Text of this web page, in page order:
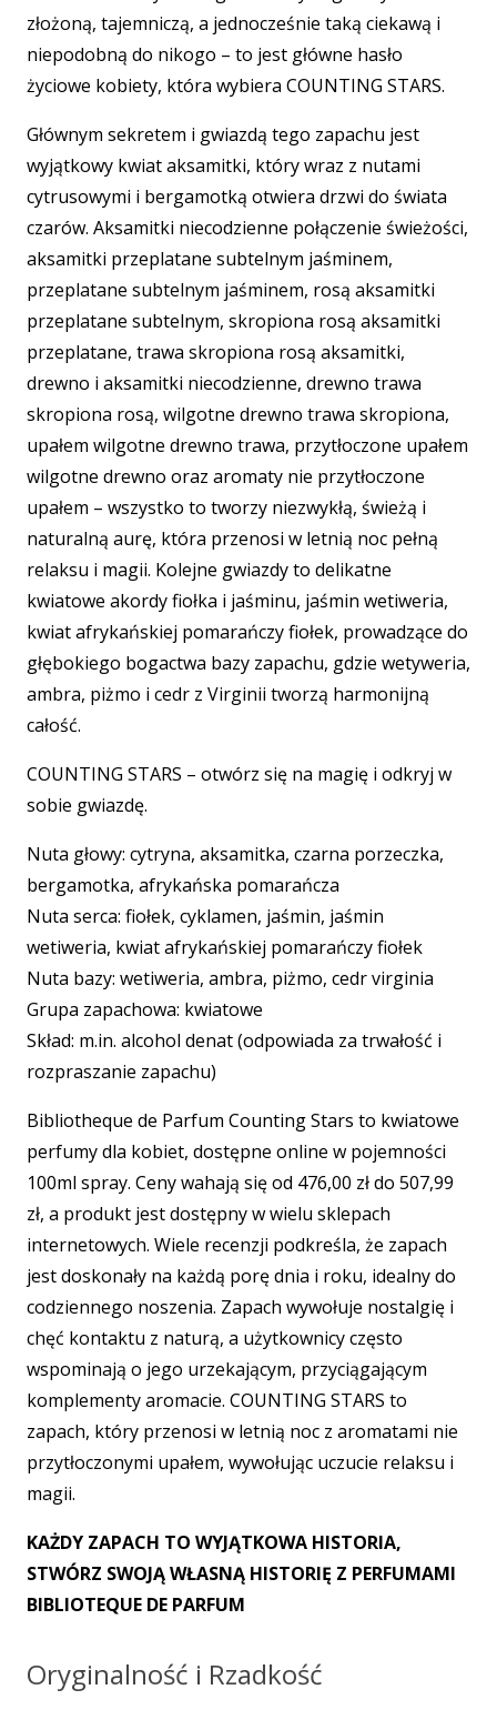
złożoną, tajemniczą, a jednocześnie taką ciekawą i
niepodobną do nikogo – to jest główne hasło
życiowe kobiety, która wybiera COUNTING STARS.
Głównym sekretem i gwiazdą tego zapachu jest
wyjątkowy kwiat aksamitki, który wraz z nutami
cytrusowymi i bergamotką otwiera drzwi do świata
czarów. Aksamitki niecodzienne połączenie świeżości,
aksamitki przeplatane subtelnym jaśminem,
przeplatane subtelnym jaśminem, rosą aksamitki
przeplatane subtelnym, skropiona rosą aksamitki
przeplatane, trawa skropiona rosą aksamitki,
drewno i aksamitki niecodzienne, drewno trawa
skropiona rosą, wilgotne drewno trawa skropiona,
upałem wilgotne drewno trawa, przytłoczone upałem
wilgotne drewno oraz aromaty nie przytłoczone
upałem – wszystko to tworzy niezwykłą, świeżą i
naturalną aurę, która przenosi w letnią noc pełną
relaksu i magii. Kolejne gwiazdy to delikatne
kwiatowe akordy fiołka i jaśminu, jaśmin wetiweria,
kwiat afrykańskiej pomarańczy fiołek, prowadzące do
głębokiego bogactwa bazy zapachu, gdzie wetyweria,
ambra, piżmo i cedr z Virginii tworzą harmonijną
całość.
COUNTING STARS – otwórz się na magię i odkryj w
sobie gwiazdę.
Nuta głowy: cytryna, aksamitka, czarna porzeczka,
bergamotka, afrykańska pomarańcza
Nuta serca: fiołek, cyklamen, jaśmin, jaśmin
wetiweria, kwiat afrykańskiej pomarańczy fiołek
Nuta bazy: wetiweria, ambra, piżmo, cedr virginia
Grupa zapachowa: kwiatowe
Skład: m.in. alcohol denat (odpowiada za trwałość i
rozpraszanie zapachu)
Bibliotheque de Parfum Counting Stars to kwiatowe
perfumy dla kobiet, dostępne online w pojemności
100ml spray. Ceny wahają się od 476,00 zł do 507,99
zł, a produkt jest dostępny w wielu sklepach
internetowych. Wiele recenzji podkreśla, że zapach
jest doskonały na każdą porę dnia i roku, idealny do
codziennego noszenia. Zapach wywołuje nostalgię i
chęć kontaktu z naturą, a użytkownicy często
wspominają o jego urzekającym, przyciągającym
komplementy aromacie. COUNTING STARS to
zapach, który przenosi w letnią noc z aromatami nie
przytłoczonymi upałem, wywołując uczucie relaksu i
magii.
KAŻDY ZAPACH TO WYJĄTKOWA HISTORIA,
STWÓRZ SWOJĄ WŁASNĄ HISTORIĘ Z PERFUMAMI
BIBLIOTEQUE DE PARFUM
Oryginalność i Rzadkość